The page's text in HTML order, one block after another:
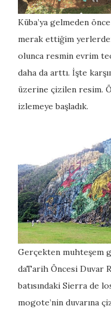
Küba’ya gelmeden
merak ettiğim
olunca resmin evrim
daha da arttı. İşte
üzerine çizilen resim.
izlemeye başladık.
Gerçekten muhteşem
daTarih Öncesi Duvar
batısındaki Sierra de
mogote’nin duvarına